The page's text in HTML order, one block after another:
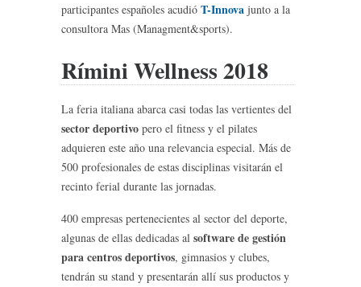
participantes españoles acudió T-Innova junto a la
consultora Mas (Managment&sports).
Rímini Wellness 2018
La feria italiana abarca casi todas las vertientes del
sector deportivo pero el fitness y el pilates
adquieren este año una relevancia especial. Más de
500 profesionales de estas disciplinas visitarán el
recinto ferial durante las jornadas.
400 empresas pertenecientes al sector del deporte,
algunas de ellas dedicadas al software de gestión
para centros deportivos, gimnasios y clubes,
tendrán su stand y presentarán allí sus productos y